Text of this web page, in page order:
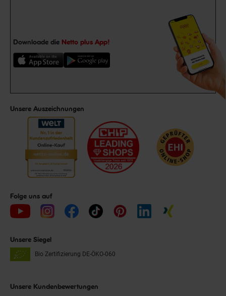
Downloade die Netto plus App!
Unsere Auszeichnungen
Folge uns auf
Unsere Siegel
Bio Zertifizierung DE-ÖKO-060
Unsere Kundenbewertungen